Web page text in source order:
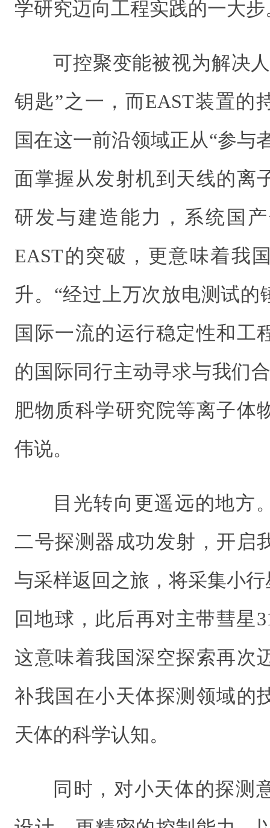
学研究迈向工程实践的一大步
可控聚变能被视为解决
钥匙”之一，而EAST装置的
国在这一前沿领域正从“参与
面掌握从发射机到天线的离
研发与建造能力，系统国
EAST的突破，更意味着我
升。“经过上万次放电测试的
国际一流的运行稳定性和工
的国际同行主动寻求与我们
肥物质科学研究院等离子体
伟说。
目光转向更遥远的地方
二号探测器成功发射，开启
与采样返回之旅，将采集小行
回地球，此后再对主带彗星
这意味着我国深空探索再次
补我国在小天体探测领域的
天体的科学认知。
同时，对小天体的探测